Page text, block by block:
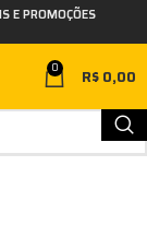
E PROMOÇÕES
0 R$0,00